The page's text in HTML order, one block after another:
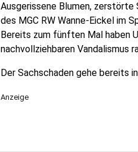
Ausgerissene Blumen,
des MGC RW Wanne-Eickel im
Bereits zum fünften Mal haben
nachvollziehbaren Vandalismus
Der Sachschaden gehe bereits
Anzeige